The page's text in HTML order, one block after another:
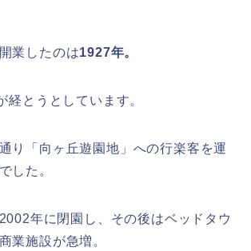
業したのは1927年。
経とうとしています。
り「向ヶ丘遊園地」への行楽客を運
した。
年に閉園し、その後はベッドタウ
業施設が急増。